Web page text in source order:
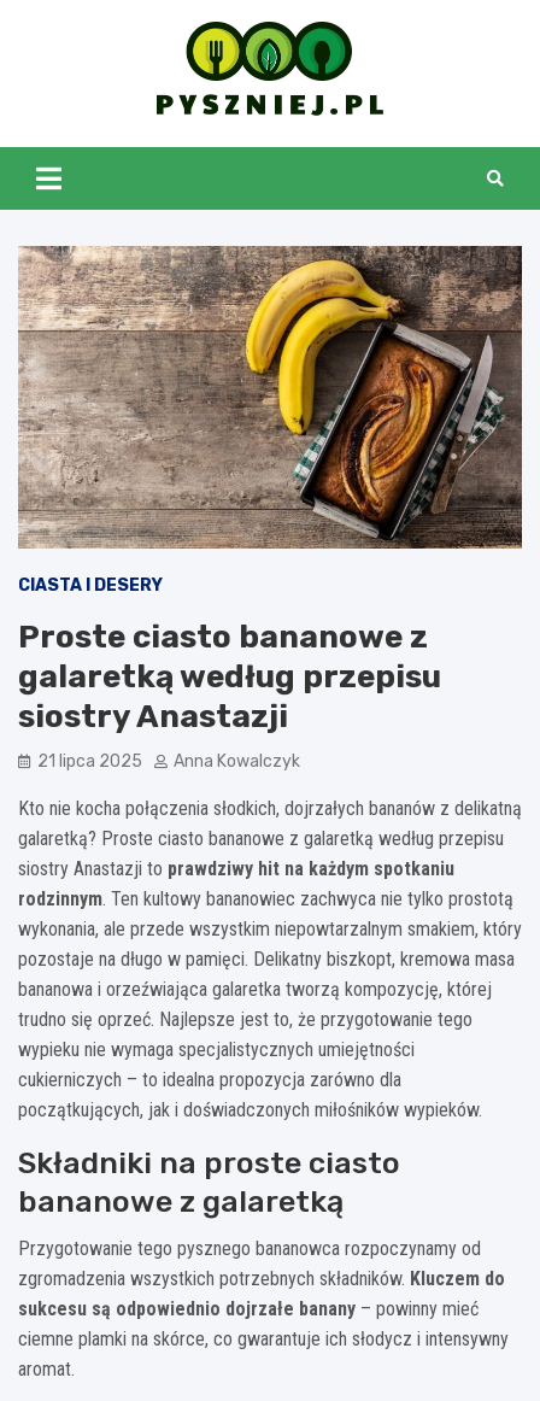
pyszniej.pl
CIASTA I DESERY
Proste ciasto bananowe z
galaretką według przepisu
siostry Anastazji
21 lipca 2025 Anna Kowalczyk
Kto nie kocha połączenia słodkich, dojrzałych bananów z delikatną
galaretką? Proste ciasto bananowe z galaretką według przepisu
siostry Anastazji to prawdziwy hit na każdym spotkaniu
rodzinnym. Ten kultowy bananowiec zachwyca nie tylko prostotą
wykonania, ale przede wszystkim niepowtarzalnym smakiem, który
pozostaje na długo w pamięci. Delikatny biszkopt, kremowa masa
bananowa i orzeźwiająca galaretka tworzą kompozycję, której
trudno się oprzeć. Najlepsze jest to, że przygotowanie tego
wypieku nie wymaga specjalistycznych umiejętności
cukierniczych – to idealna propozycja zarówno dla
początkujących, jak i doświadczonych miłośników wypieków.
Składniki na proste ciasto
bananowe z galaretką
Przygotowanie tego pysznego bananowca rozpoczynamy od
zgromadzenia wszystkich potrzebnych składników. Kluczem do
sukcesu są odpowiednio dojrzałe banany – powinny mieć
ciemne plamki na skórce, co gwarantuje ich słodycz i intensywny
aromat.